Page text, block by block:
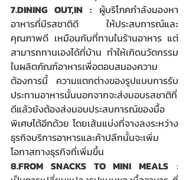
7.DINING OUT,IN : ผู้บริโภคกำลังมองหา
อาหารที่มีรสชาติดี ให้ประสบการณ์และ
คุณภาพดี เหมือนกับที่ทานในร้านอาหาร แต่
สามารถทานเองได้ที่บ้าน ทำให้เกิดนวัตกรรม
ในผลิตภัณฑ์อาหารเพื่อตอบสนองความ
ต้องการนี้ ความแตกต่างของรูปแบบการรับ
ประทานอาหารนั้นนอกจากจะส่งมอบรสชาติที่
ดีแล้วยังต้องส่งมอบประสบการณ์ของมื้อ
พิเศษได้อีกด้วย โดยเส้นแบ่งที่จางลงระหว่าง
ธุรกิจบริการอาหารและค้าปลีกนั้นจะเพิ่ม
โอกาสทางธุรกิจที่เพิ่มขึ้น
8.FROM SNACKS TO MINI MEALS :